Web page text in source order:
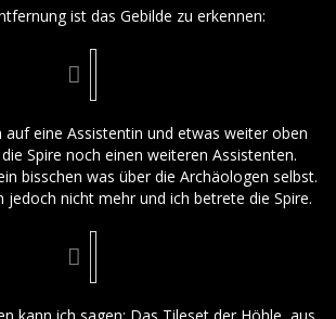
ist das Gebilde zu erkennen:
eine Assistentin und etwas weiter oben
Spire noch einen weiteren Assistenten.
bisschen was über die Archäologen selbst.
jedoch nicht mehr und ich betrete die Spire.